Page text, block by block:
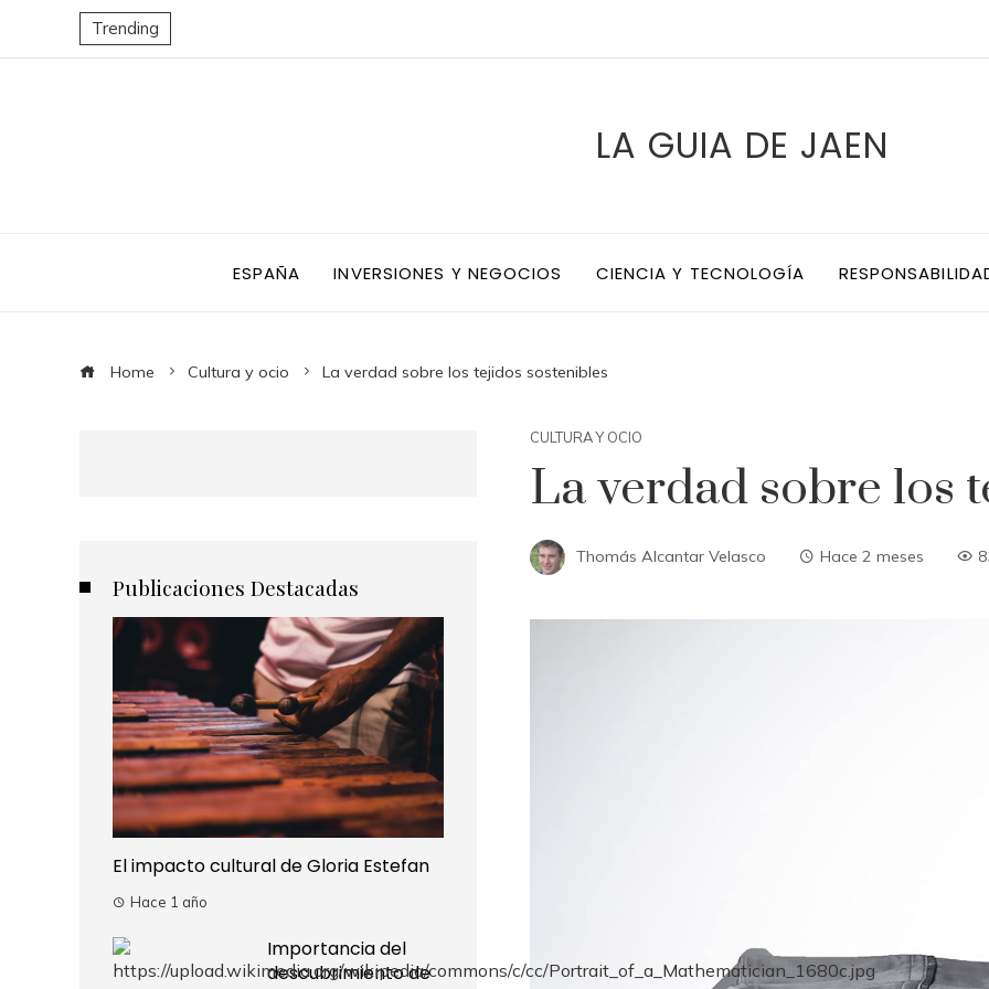
Trending
LA GUIA DE JAEN
ESPAÑA INVERSIONES Y NEGOCIOS CIENCIA Y TECNOLOGÍA
Home Cultura y ocio La verdad sobre los tejidos sostenibles
CULTURA Y OCIO
La verdad sobre los
Thomás Alcantar Velasco Hace 2 meses
Publicaciones Destacadas
El impacto cultural de Gloria Estefan
Hace 1 año
Importancia del
descubrimiento de